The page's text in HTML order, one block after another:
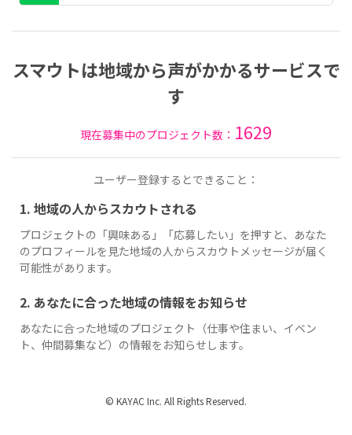
スマウトは地域から声がかかるサービスで
す
現在募集中のプロジェクト数： 1629
ユーザー登録するとできること：
1. 地域の人からスカウトされる
プロジェクトの「興味ある」「応募したい」を押すと、あなた
のプロフィールを見た地域の人からスカウトメッセージが届く
可能性があります。
2. あなたに合った地域の情報をお知らせ
あなたに合った地域のプロジェクト（仕事や住まい、イベン
ト、仲間募集など）の情報をお知らせします。
© KAYAC Inc. All Rights Reserved.